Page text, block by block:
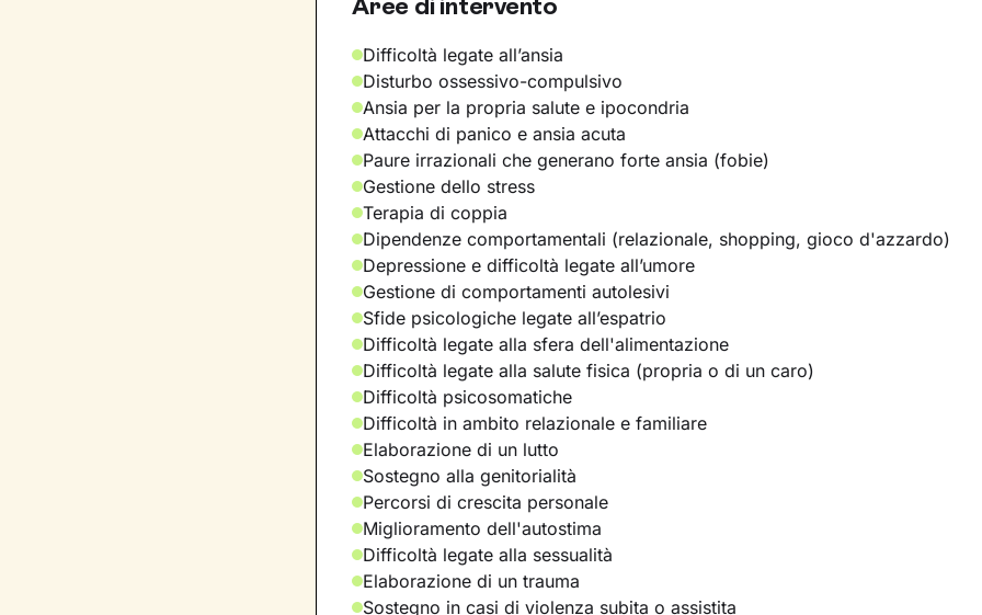
Aree di intervento
Difficoltà legate all’ansia
Disturbo ossessivo-compulsivo
Ansia per la propria salute e ipocondria
Attacchi di panico e ansia acuta
Paure irrazionali che generano forte ansia (fobie)
Gestione dello stress
Terapia di coppia
Dipendenze comportamentali (relazionale, shopping, gioco d'azzardo)
Depressione e difficoltà legate all’umore
Gestione di comportamenti autolesivi
Sfide psicologiche legate all’espatrio
Difficoltà legate alla sfera dell'alimentazione
Difficoltà legate alla salute fisica (propria o di un caro)
Difficoltà psicosomatiche
Difficoltà in ambito relazionale e familiare
Elaborazione di un lutto
Sostegno alla genitorialità
Percorsi di crescita personale
Miglioramento dell'autostima
Difficoltà legate alla sessualità
Elaborazione di un trauma
Sostegno in casi di violenza subita o assistita